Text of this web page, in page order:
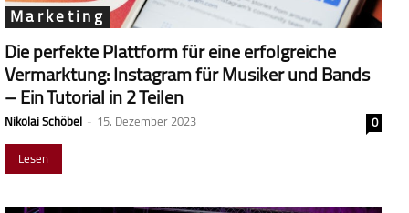
Marketing
Die perfekte Plattform für eine erfolgreiche
Vermarktung: Instagram für Musiker und Bands
– Ein Tutorial in 2 Teilen
Nikolai Schöbel - 15. Dezember 2023
0
Lesen